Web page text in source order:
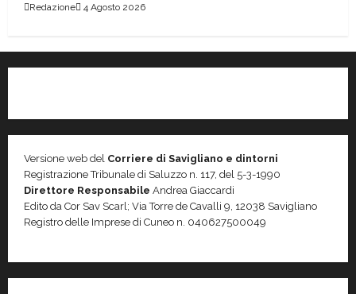
Redazione 4 Agosto 2026
Versione web del Corriere di Savigliano e dintorni
Registrazione Tribunale di Saluzzo n. 117, del 5-3-1990
Direttore Responsabile Andrea Giaccardi
Edito da Cor Sav Scarl; Via Torre de Cavalli 9, 12038 Savigliano
Registro delle Imprese di Cuneo n. 040627500049